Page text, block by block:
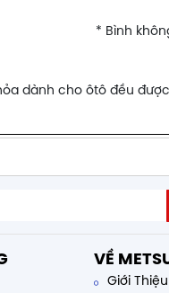
* Bình
dành cho ôtô đều
VỀ
Giới